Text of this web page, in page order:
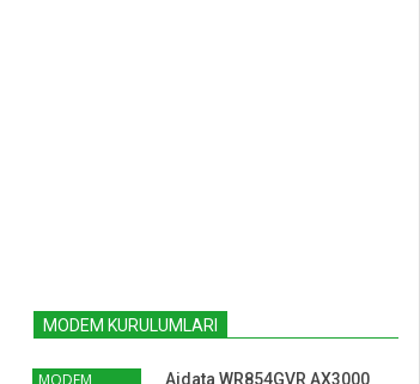
MODEM KURULUMLARI
MODEM Aidata WR854GVR AX3000